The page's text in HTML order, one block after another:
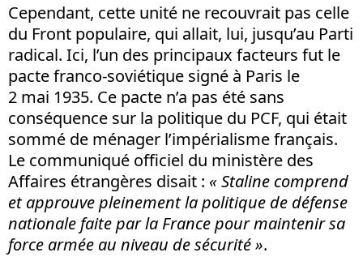
Cependant, cette unité ne recouvrait pas celle
du Front populaire, qui allait, lui, jusqu’au Parti
radical. Ici, l’un des principaux facteurs fut le
pacte franco-soviétique signé à Paris le
2 mai 1935. Ce pacte n’a pas été sans
conséquence sur la politique du PCF, qui était
sommé de ménager l’impérialisme français.
Le communiqué officiel du ministère des
Affaires étrangères disait : « Staline comprend
et approuve pleinement la politique de défense
nationale faite par la France pour maintenir sa
force armée au niveau de sécurité ».